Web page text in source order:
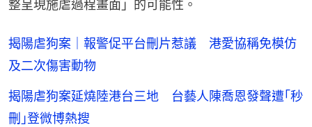
整呈現施虐過程畫面」的可能性。
揭陽虐狗案｜報警促平台刪片惹議 港愛協稱免模仿
及二次傷害動物
揭陽虐狗案延燒陸港台三地 台藝人陳喬恩發聲遭｢秒
刪｣登微博熱搜